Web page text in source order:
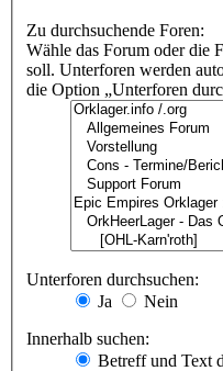
Zu durchsuchende Foren:
Wähle das Forum oder die
soll. Unterforen werden
die Option „Unterforen
Unterforen durchsuchen:
Ja
Nein
Innerhalb suchen:
Betreff und Text